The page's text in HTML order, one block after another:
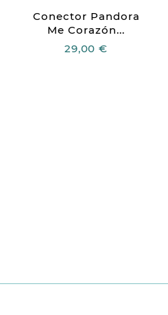
Conector Pandora
Me Corazón...
29,00 €